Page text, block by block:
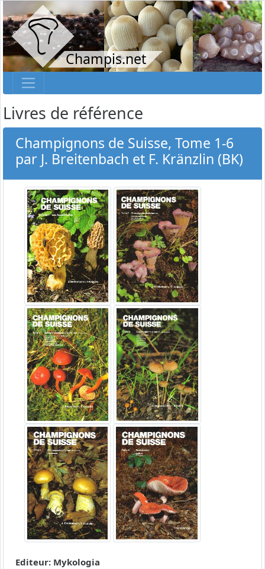
Champis.net
Livres de référence
Champignons de Suisse, Tome 1-6
par J. Breitenbach et F. Kränzlin (BK)
Editeur: Mykologia